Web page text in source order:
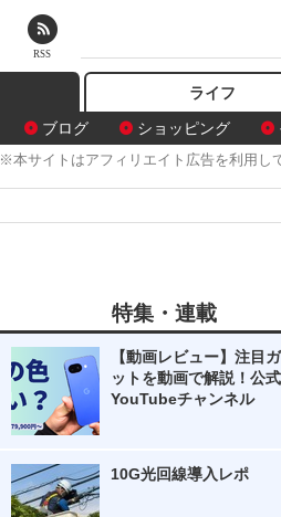
ブログ ショッピング
ライフ
※本サイトはアフィリエイト広告を利用し
特集・連載
【動画レビュー】注目
ットを動画で解説！公式
YouTubeチャンネル
10G光回線導入レポ
RSS